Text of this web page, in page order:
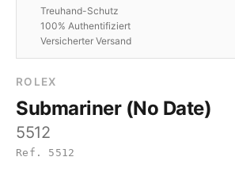
Treuhand-Schutz
100% Authentifiziert
Versicherter Versand
ROLEX
Submariner (No Date)
5512
Ref. 5512